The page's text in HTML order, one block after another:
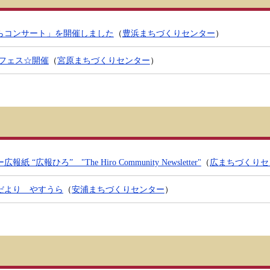
ンサート」を開催しました （豊浜まちづくりセンター）
ェス☆開催（宮原まちづくりセンター）
広報紙 “広報ひろ” "The Hiro Community Newsletter" （広まちづくり
より やすうら （安浦まちづくりセンター）